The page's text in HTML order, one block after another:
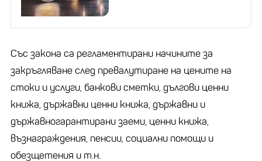
Със закона са регламентирани начините за
закръгляване след превалутиране на цените на
стоки и услуги, банкови сметки, дългови ценни
книжа, държавни ценни книжа, държавни и
държавногарантирани заеми, ценни книжа,
възнаграждения, пенсии, социални помощи и
обезщетения и т.н.